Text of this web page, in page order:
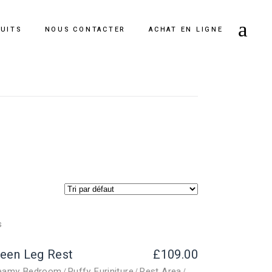
NOUS CONTACTER ACHAT EN LIGNE
Leg Rest £109.00